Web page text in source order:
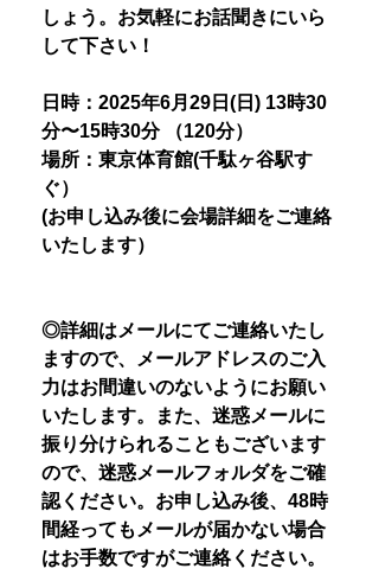
しょう。お気軽にお話聞きにいら
して下さい！
日時：2025年6月29日(日) 13時30
分〜15時30分 （120分）
場所：東京体育館(千駄ヶ谷駅す
ぐ）
(お申し込み後に会場詳細をご連絡
いたします）
◎詳細はメールにてご連絡いたし
ますので、メールアドレスのご入
力はお間違いのないようにお願い
いたします。また、迷惑メールに
振り分けられることもございます
ので、迷惑メールフォルダをご確
認ください。お申し込み後、48時
間経ってもメールが届かない場合
はお手数ですがご連絡ください。